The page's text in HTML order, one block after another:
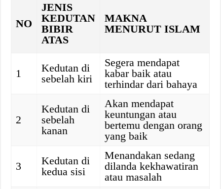
NO
JENIS
KEDUTAN
BIBIR
ATAS
MAKNA
MENURUT ISLAM
1
Kedutan di
sebelah kiri
Segera mendapat
kabar baik atau
terhindar dari bahaya
2
Kedutan di
sebelah
kanan
Akan mendapat
keuntungan atau
bertemu dengan orang
yang baik
3
Kedutan di
kedua sisi
Menandakan sedang
dilanda kekhawatiran
atau masalah